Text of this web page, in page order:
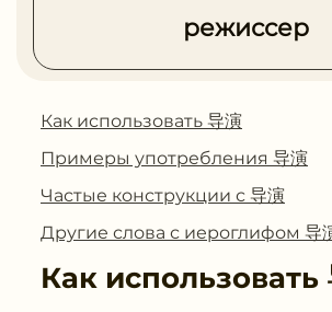
режиссер
Как использовать 导演
Примеры употребления 导演
Частые конструкции с 导演
Другие слова с иероглифом 导
Как использовать